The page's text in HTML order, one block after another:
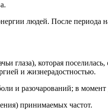
людей. После периода
глаза), которая
и жизнерадостностью.
и разочарований; в момент
принимаемых частот.